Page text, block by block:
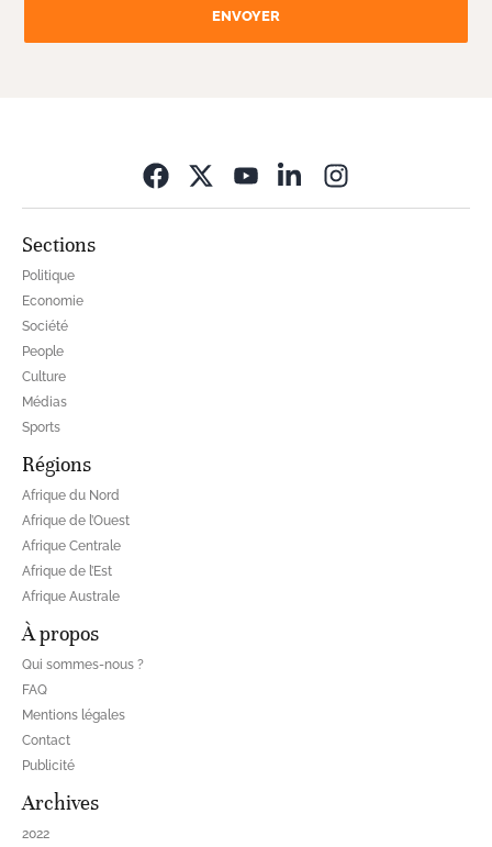
ENVOYER
Sections
Politique
Economie
Société
People
Culture
Médias
Sports
Régions
Afrique du Nord
Afrique de l’Ouest
Afrique Centrale
Afrique de l’Est
Afrique Australe
À propos
Qui sommes-nous ?
FAQ
Mentions légales
Contact
Publicité
Archives
2022